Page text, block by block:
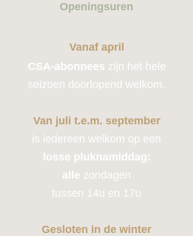
Openingsuren
Vanaf april
CSA-abonnees zijn het hele
seizoen doorlopend welkom.
Van juli t.e.m. september
is iedereen welkom op een
losse pluknamiddag:
alle zondagen
tussen 14u en 17u
Gesloten in de winter